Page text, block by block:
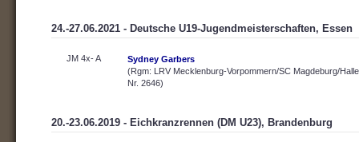
24.-27.06.2021 - Deutsche U19-Jugendmeisterschaften, Essen
JM 4x- A
Sydney Garbers
(Rgm: LRV Mecklenburg-Vorpommern/SC Magdeburg/
Nr. 2646)
20.-23.06.2019 - Eichkranzrennen (DM U23), Brandenburg